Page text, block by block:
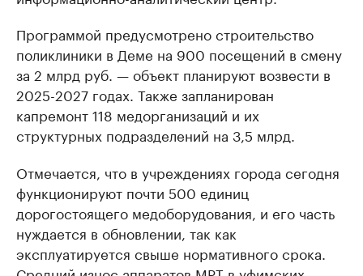
Программой предусмотрено строительство
поликлиники в Деме на 900 посещений в смену
за 2 млрд руб. — объект планируют возвести в
2025-2027 годах. Также запланирован
капремонт 118 медорганизаций и их
структурных подразделений на 3,5 млрд.
Отмечается, что в учреждениях города сегодня
функционируют почти 500 единиц
дорогостоящего медоборудования, и его часть
нуждается в обновлении, так как
эксплуатируется свыше нормативного срока.